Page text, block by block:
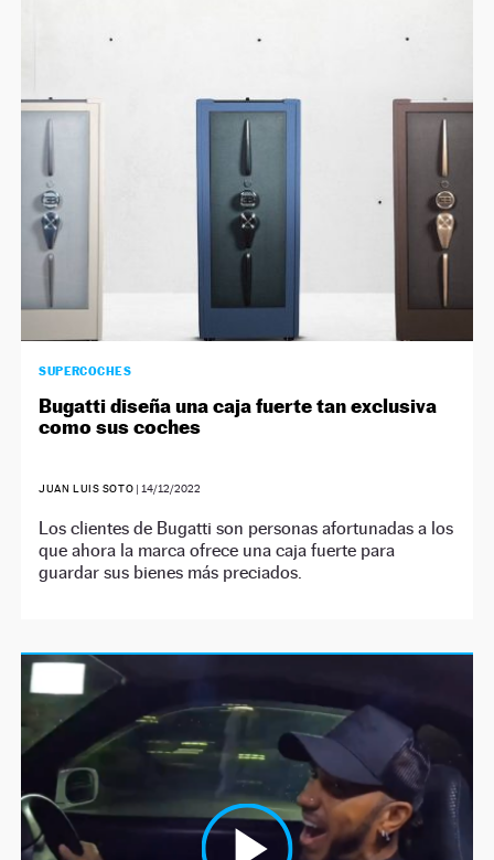
SUPERCOCHES
Bugatti diseña una caja fuerte tan exclusiva
como sus coches
JUAN LUIS SOTO |14/12/2022
Los clientes de Bugatti son personas afortunadas a los
que ahora la marca ofrece una caja fuerte para
guardar sus bienes más preciados.